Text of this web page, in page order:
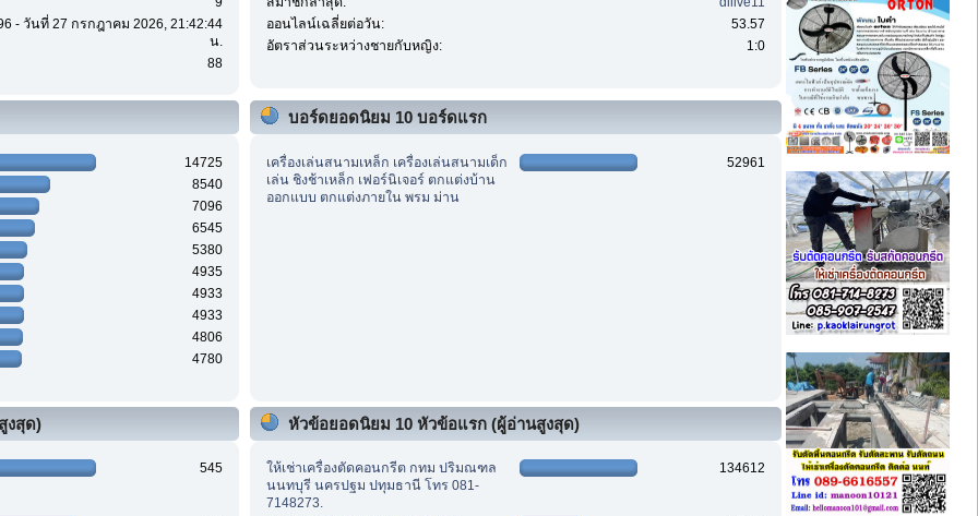
- วันที่ 27 กรกฎาคม 2026, 21:42:44
น.
88
ออนไลน์เฉลี่ยต่อวัน:
53.57
อัตราส่วนระหว่างชายกับหญิง:
1:0
14725
8540
7096
6545
5380
4935
4933
4933
4806
4780
บอร์ดยอดนิยม 10 บอร์ดแรก
เครื่องเล่นสนามเหล็ก เครื่องเล่นสนามเด็ก
เล่น ชิงช้าเหล็ก เฟอร์นิเจอร์ ตกแต่งบ้าน
ออกแบบ ตกแต่งภายใน พรม ม่าน
52961
งสุด)
545
หัวข้อยอดนิยม 10 หัวข้อแรก (ผู้อ่านสูงสุด)
ให้เช่าเครื่องตัดคอนกรีต กทม ปริมณฑล
นนทบุรี นครปฐม ปทุมธานี โทร 081-
7148273.
134612